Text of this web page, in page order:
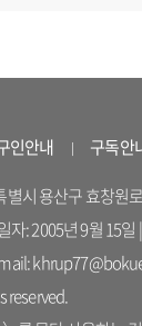
인안내 구독안
시 용산구 효창원
자: 2005년 9월 15
reserved.